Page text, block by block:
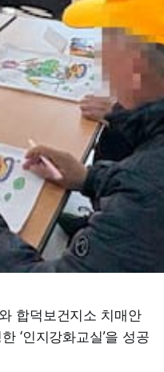
합덕보건지소 치매안
‘인지강화교실’을 성공